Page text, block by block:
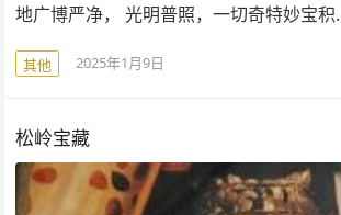
地广博严净， 光明普照，一切奇特妙宝
其他 2025年1月9日
松岭宝藏